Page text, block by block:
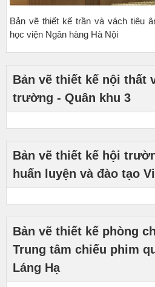
Bản vẽ thiết kế trần và vách tiêu
học viện Ngân hàng Hà Nội
Bản vẽ thiết kế nội thất
trường - Quân khu 3
Bản vẽ thiết kế hội
huấn luyện và đào tạo
Bản vẽ thiết kế phòng
Trung tâm chiếu phim
Láng Hạ